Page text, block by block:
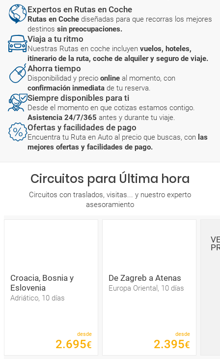
Expertos en Rutas en Coche
Rutas en Coche diseñadas para que recorras los mejores
destinos sin preocupaciones.
Viaja a tu ritmo
Nuestras Rutas en coche incluyen vuelos, hoteles,
itinerario de la ruta, coche de alquiler y seguro de viaje.
Ahorra tiempo
Disponibilidad y precio online al momento, con
confirmación inmediata de tu reserva.
Siempre disponibles para ti
Desde el momento en que cotizas estamos contigo.
Asistencia 24/7/365 antes y durante tu viaje.
Ofertas y facilidades de pago
Encuentra tu Ruta en Auto al precio que buscas, con las
mejores ofertas y facilidades de pago.
Circuitos para Última hora
Circuitos con traslados, visitas... y nuestro experto
asesoramiento
Croacia, Bosnia y
Eslovenia
Adriático, 10 días
desde
2.695€
De Zagreb a Atenas
Europa Oriental, 10 días
desde
2.395€